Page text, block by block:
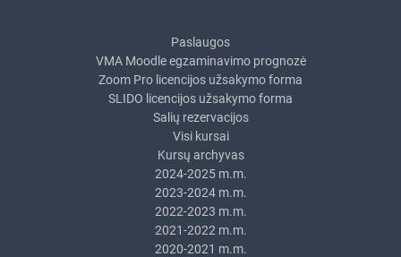
Paslaugos
VMA Moodle egzaminavimo prognozė
Zoom Pro licencijos užsakymo forma
SLIDO licencijos užsakymo forma
Salių rezervacijos
Visi kursai
Kursų archyvas
2024-2025 m.m.
2023-2024 m.m.
2022-2023 m.m.
2021-2022 m.m.
2020-2021 m.m.